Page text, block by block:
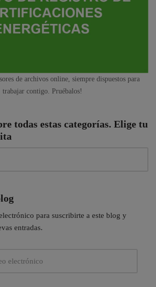
de archivos online, siempre dispuestos para
trabajar contigo. Pruébalos!
todas estas categorías. Elige tu
para suscribirte a este blog y
entradas.